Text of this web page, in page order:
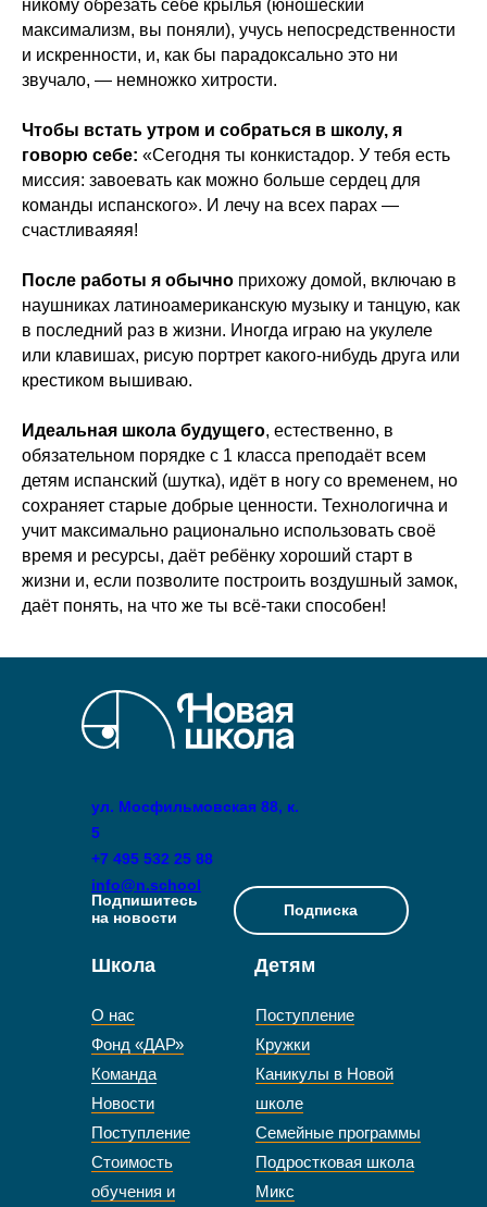
никому обрезать себе крылья (юношеский
максимализм, вы поняли), учусь непосредственности
и искренности, и, как бы парадоксально это ни
звучало, — немножко хитрости.
Чтобы встать утром и собраться в школу, я
говорю себе: «Сегодня ты конкистадор. У тебя есть
миссия: завоевать как можно больше сердец для
команды испанского». И лечу на всех парах —
счастливаяяя!
После работы я обычно прихожу домой, включаю в
наушниках латиноамериканскую музыку и танцую, как
в последний раз в жизни. Иногда играю на укулеле
или клавишах, рисую портрет какого-нибудь друга или
крестиком вышиваю.
Идеальная школа будущего, естественно, в
обязательном порядке с 1 класса преподаёт всем
детям испанский (шутка), идёт в ногу со временем, но
сохраняет старые добрые ценности. Технологична и
учит максимально рационально использовать своё
время и ресурсы, даёт ребёнку хороший старт в
жизни и, если позволите построить воздушный замок,
даёт понять, на что же ты всё-таки способен!
Школа Детям
О нас
Фонд «ДАР»
Команда
Новости
Поступление
Стоимость
обучения и
Поступление
Кружки
Каникулы в Новой
школе
Семейные программы
Подростковая школа
Микс
Подписка
Подпишитесь
на новости
ул. Мосфильмовская 88, к.
5
+7 495 532 25 88
info@n.school